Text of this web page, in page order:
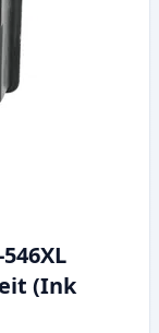
(Ink